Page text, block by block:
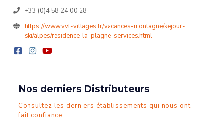
+33 (0)4 58 24 00 28
https://www.vvf-villages.fr/vacances-montagne/sejour-
ski/alpes/residence-la-plagne-services.html
Nos derniers Distributeurs
Consultez les derniers établissements qui nous ont
fait confiance